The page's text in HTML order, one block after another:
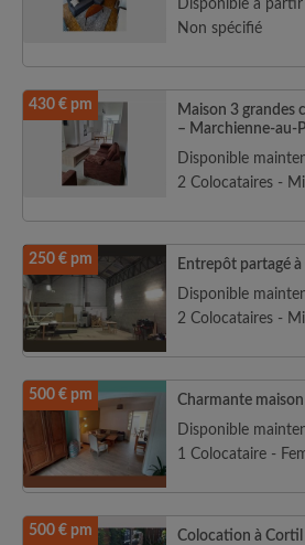
Disponible à
Non spécifié
430 € pm
Maison 3 grandes
– Marchienne-au-
Disponible
2 Colocataires -
250 € pm
Entrepôt partagé
Disponible
2 Colocataires -
500 € pm
Charmante
Disponible
1 Colocataire -
500 € pm
Colocation à